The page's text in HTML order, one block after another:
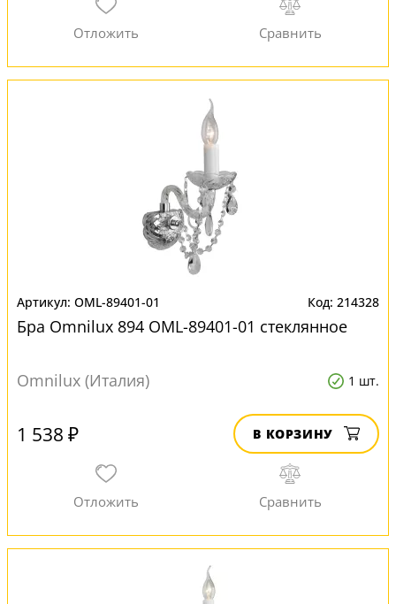
OML-89401-01 214328
Бра Omnilux 894 OML-89401-01 стеклянное
Omnilux (Италия) 1 шт.
1 538 ₽ В КОРЗИНУ